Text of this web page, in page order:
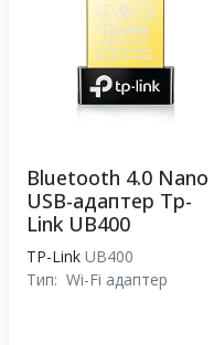
Bluetooth 4.0 Nano
USB-адаптер Tp-
Link UB400
TP-Link UB400
Тип: Wi-Fi адаптер